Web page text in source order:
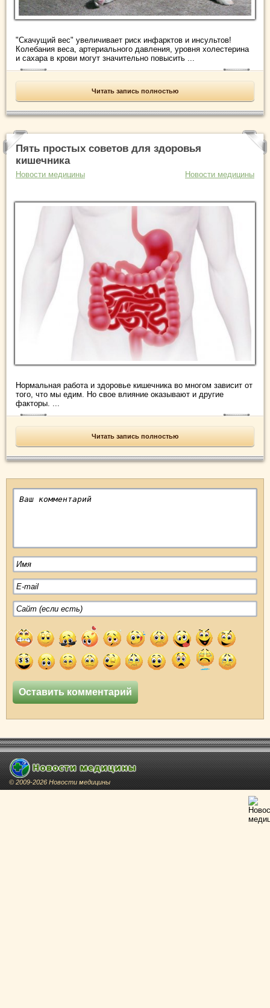
"Скачущий вес" увеличивает риск инфарктов и инсультов!
Колебания веса, артериального давления, уровня холестерина
и сахара в крови могут значительно повысить ...
Читать запись полностью
Пять простых советов для здоровья
кишечника
Новости медицины Новости медицины
Нормальная работа и здоровье кишечника во многом зависит от
того, что мы едим. Но свое влияние оказывают и другие
факторы. ...
Читать запись полностью
© 2009-2026 Новости медицины